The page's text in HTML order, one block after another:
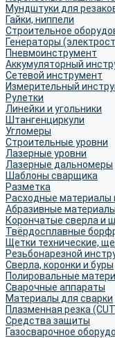
Мундштуки для
Гайки, ниппели
Строительное
Генераторы
Пневмоинструмент
Аккумуляторный
Сетевой инструмент
Измерительный
Рулетки
Линейки и угольники
Штангенциркули
Угломеры
Строительные уровни
Лазерные уровни
Лазерные дальномеры
Шаблоны сварщика
Разметка
Расходные материалы
Абразивные материалы
Корончатые сверла и
Твёрдосплавные
Щетки технические,
Резьбонарезной
Сверла, коронки и буры
Полировальные
Сварочные аппараты
Материалы для сварки
Плазменная резка
Средства защиты
Газосварочное